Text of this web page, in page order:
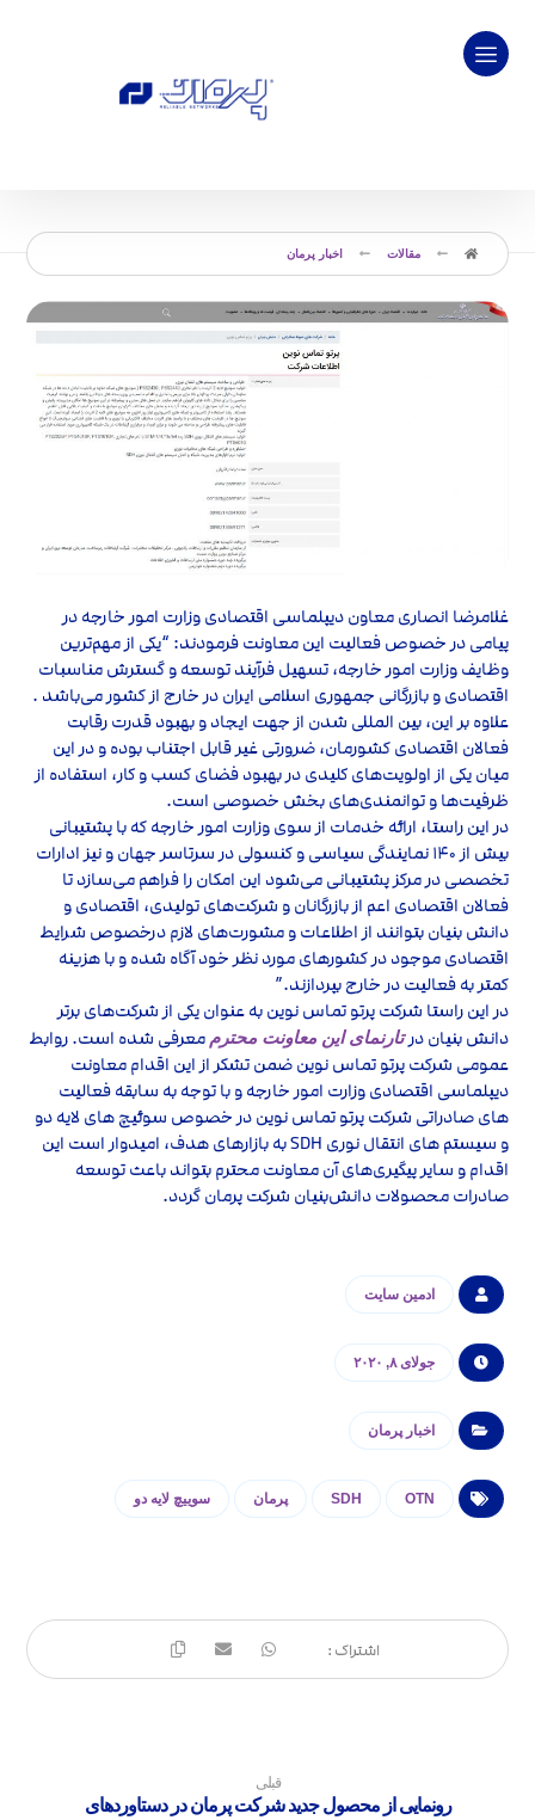
مقالات اخبار پرمان
غلامرضا انصاری معاون دیپلماسی اقتصادی وزارت امور خارجه در
پیامی در خصوص فعالیت این معاونت فرمودند: “یکی از مهم‌ترین
وظایف وزارت ‌امور‌ خارجه، تسهیل فرآیند توسعه و گسترش مناسبات
اقتصادی و بازرگانی جمهوری اسلامی ایران در خارج از کشور می‌باشد .
علاوه بر این، بین المللی شدن از جهت ایجاد و بهبود قدرت رقابت
فعالان اقتصادی کشورمان، ضرورتی غیر قابل اجتناب بوده و در این
میان یکی از اولویت‌های کلیدی در بهبود فضای کسب و کار، استفاده از
ظرفیت‌ها و توانمندی‌های بخش خصوصی است.
در این راستا، ارائه خدمات از سوی وزارت ‌امور‌ خارجه که با پشتیبانی
بیش از ۱۴۰ نمایندگی سیاسی و کنسولی در سرتاسر جهان و نیز ادارات
تخصصی در مرکز پشتیبانی می‌شود این امکان را فراهم می‌سازد تا
فعالان اقتصادی اعم از بازرگانان و شرکت‌های تولیدی، اقتصادی و
دانش بنیان بتوانند از اطلاعات و مشورت‌های لازم درخصوص شرایط
اقتصادی موجود در کشورهای مورد نظر خود آگاه شده و با هزینه
کمتر به فعالیت در خارج بپردازند.”
در این راستا شرکت پرتو تماس نوین به عنوان یکی از شرکت‌های برتر
دانش بنیان درتارنمای این معاونت محترم معرفی شده است. روابط
عمومی شرکت پرتو تماس نوین ضمن تشکر از این اقدام معاونت
دیپلماسی اقتصادی وزارت امور خارجه و با توجه به سابقه فعالیت
های صادراتی شرکت پرتو تماس نوین در خصوص سوئیچ های لایه دو
و سیستم های انتقال نوری SDH به بازارهای هدف، امیدوار است این
اقدام و سایر پیگیری‌های آن معاونت محترم بتواند باعث توسعه
صادرات محصولات دانش‌بنیان شرکت پرمان گردد.
ادمین سایت
جولای ۸, ۲۰۲۰
اخبار پرمان
OTN
SDH پرمان سوییچ لایه دو
قبلی
رونمایی از محصول جدید شرکت پرمان در دستاوردهای